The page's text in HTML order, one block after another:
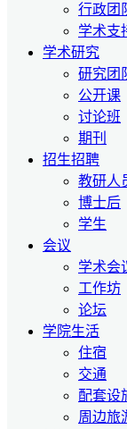
行政团
学术支
学术研究
研究团
公开课
讨论班
期刊
招生招聘
教研人
博士后
学生
会议
学术会
工作坊
论坛
学院生活
住宿
交通
配套设
周边旅